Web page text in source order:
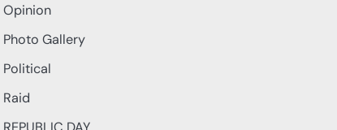
Opinion
Photo Gallery
Political
Raid